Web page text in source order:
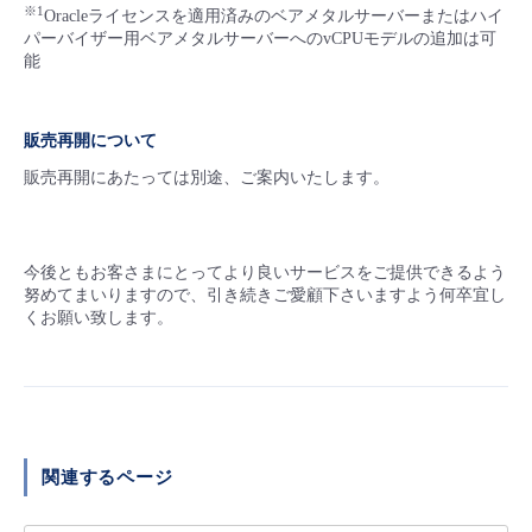
※1 Oracleライセンスを適用済みのベアメタルサーバーまたはハイ
パーバイザー用ベアメタルサーバーへのvCPUモデルの追加は可
能
販売再開について
販売再開にあたっては別途、ご案内いたします。
今後ともお客さまにとってより良いサービスをご提供できるよう
努めてまいりますので、引き続きご愛顧下さいますよう何卒宜し
くお願い致します。
関連するページ